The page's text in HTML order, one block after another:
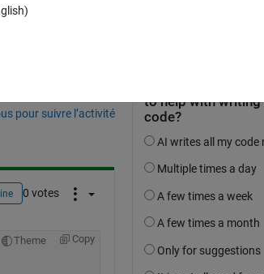
pour suivre l’activité
0 votes
Theme Copy